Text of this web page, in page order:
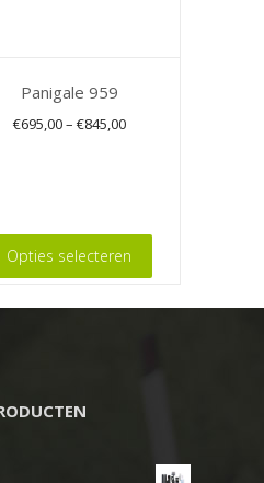
Panigale 959
€695,00– €845,00
Opties selecteren